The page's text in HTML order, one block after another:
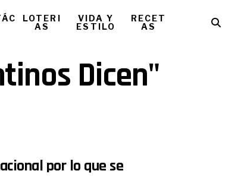
LOTERI
AS
VIDA Y
ESTILO
RECET
AS
Dicen"
por lo que se